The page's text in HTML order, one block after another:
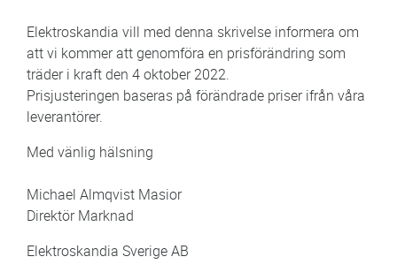
Elektroskandia vill med denna skrivelse informera om
att vi kommer att genomföra en prisförändring som
träder i kraft den 4 oktober 2022.
Prisjusteringen baseras på förändrade priser ifrån våra
leverantörer.
Med vänlig hälsning
Michael Almqvist Masior
Direktör Marknad
Elektroskandia Sverige AB